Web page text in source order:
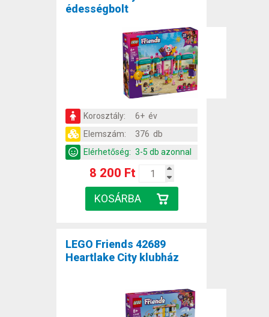
édességbolt
Korosztály:
6+ év
Elemszám:
376 db
Elérhetőség: 3-5 db azonnal
8 200 Ft
LEGO Friends 42689
Heartlake City klubház